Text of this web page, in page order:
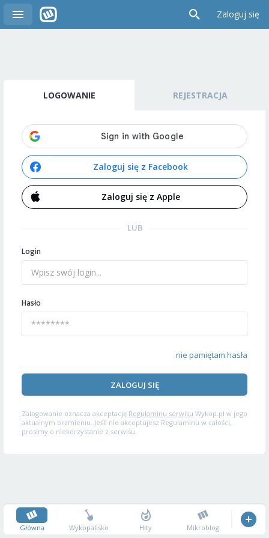
Zaloguj się
LOGOWANIE REJESTRACJA
Zaloguj się z Facebook
Zaloguj się z Apple
LUB
Login
Hasło
nie pamiętam hasła
ZALOGUJ SIĘ
Zalogowanie oznacza akceptację Regulaminu serwisu Wykop.pl w jego
aktualnym brzmieniu. Jeśli nie akceptujesz Regulaminu w całości,
prosimy o niekorzystanie z serwisu.
Główna Wykopalisko Hity Mikroblog